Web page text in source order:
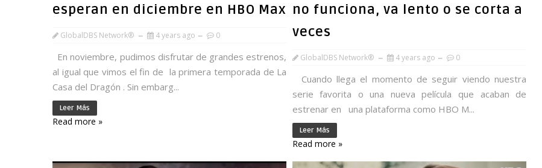
esperan en diciembre en HBO Max
GlobalDBS Network® 4 years ago 0
En noviembre, pudimos disfrutar de grandes estrenos,
al igual que vimos el fin de la primera temporada de La
Casa del Dragón . Sin embarg...
Leer Más
Read more »
no funciona, va lento o se corta a
veces
GlobalDBS Network® 4 years ago 0
Cuando llega el momento de seguir viendo nuestra
serie favorita o una nueva película que acaban de
estrenar en una plataforma como HBO M...
Leer Más
Read more »